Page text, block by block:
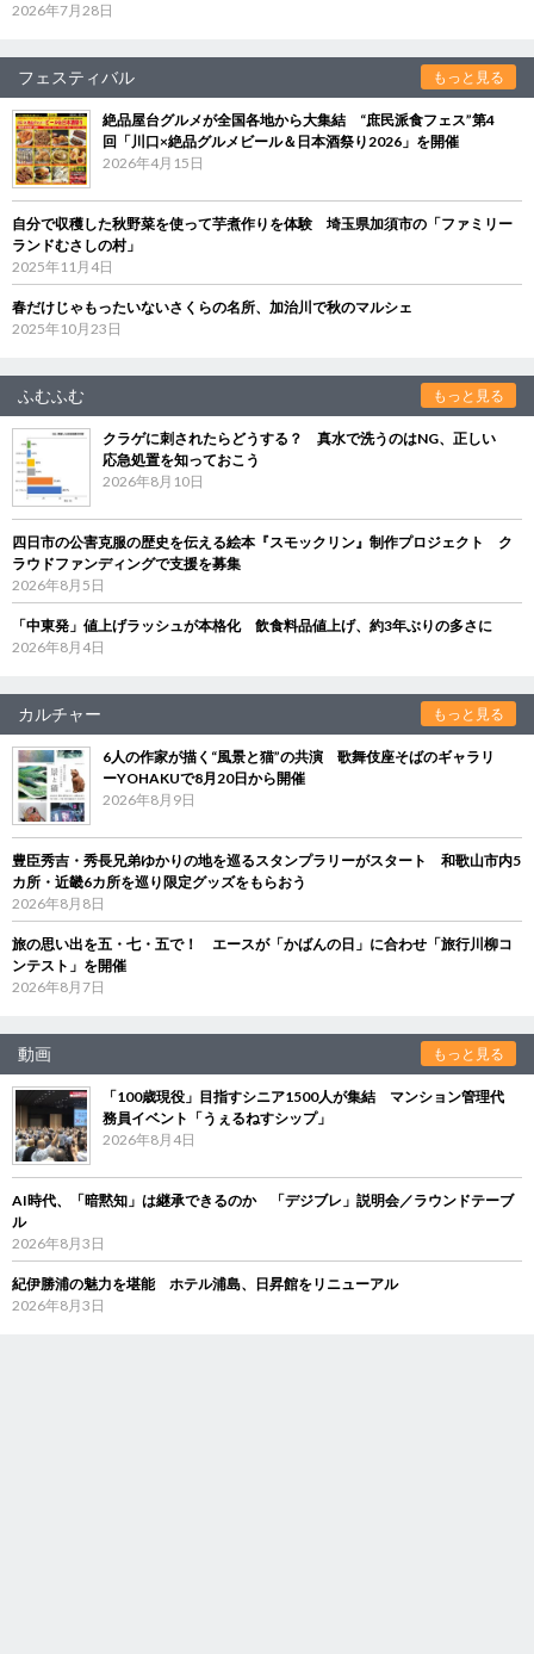
2026年7月28日
フェスティバル もっと見る
絶品屋台グルメが全国各地から大集結 “庶民派食フェス”第4
回「川口×絶品グルメビール＆日本酒祭り2026」を開催
2026年4月15日
自分で収穫した秋野菜を使って芋煮作りを体験 埼玉県加須市の「ファミリー
ランドむさしの村」
2025年11月4日
春だけじゃもったいないさくらの名所、加治川で秋のマルシェ
2025年10月23日
ふむふむ もっと見る
クラゲに刺されたらどうする？ 真水で洗うのはNG、正しい
応急処置を知っておこう
2026年8月10日
四日市の公害克服の歴史を伝える絵本『スモックリン』制作プロジェクト ク
ラウドファンディングで支援を募集
2026年8月5日
「中東発」値上げラッシュが本格化 飲食料品値上げ、約3年ぶりの多さに
2026年8月4日
カルチャー もっと見る
6人の作家が描く“風景と猫”の共演 歌舞伎座そばのギャラリ
ーYOHAKUで8月20日から開催
2026年8月9日
豊臣秀吉・秀長兄弟ゆかりの地を巡るスタンプラリーがスタート 和歌山市内5
カ所・近畿6カ所を巡り限定グッズをもらおう
2026年8月8日
旅の思い出を五・七・五で！ エースが「かばんの日」に合わせ「旅行川柳コ
ンテスト」を開催
2026年8月7日
動画 もっと見る
「100歳現役」目指すシニア1500人が集結 マンション管理代
務員イベント「うぇるねすシップ」
2026年8月4日
AI時代、「暗黙知」は継承できるのか 「デジブレ」説明会／ラウンドテーブ
ル
2026年8月3日
紀伊勝浦の魅力を堪能 ホテル浦島、日昇館をリニューアル
2026年8月3日